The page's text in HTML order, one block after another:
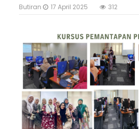
Butiran 17 April 2025 312